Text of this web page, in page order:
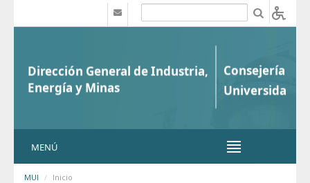
MENÚ
MUI Inicio